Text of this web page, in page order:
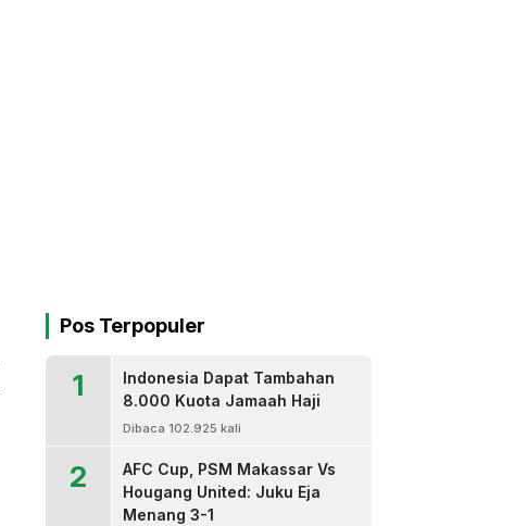
Pos Terpopuler
1
Indonesia Dapat Tambahan
8.000 Kuota Jamaah Haji
Dibaca 102.925 kali
2
AFC Cup, PSM Makassar Vs
Hougang United: Juku Eja
Menang 3-1